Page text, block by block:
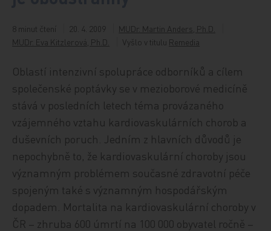
8 minut čtení 20. 4. 2009
MUDr. Martin Anders, Ph.D.
MUDr. Eva Kitzlerová, Ph.D.
Vyšlo v titulu Remedia
Oblastí intenzivní spolupráce odborníků a cílem
společenské poptávky se v mezioborové medicíně
stává v posledních letech téma provázaného
vzájemného vztahu kardiovaskulárních chorob a
duševních poruch. Jedním z hlavních důvodů je
nepochybně to, že kardiovaskulární choroby jsou
významným problémem současné zdravotní péče
spojeným také s významným hospodářským
dopadem. Mortalita na kardiovaskulární choroby v
ČR – zhruba 600 úmrtí na 100 000 obyvatel ročně –